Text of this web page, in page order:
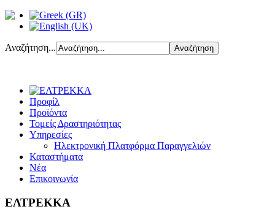
Αναζήτηση...
Προφίλ
Προϊόντα
Τομείς Δραστηριότητας
Υπηρεσίες
Ηλεκτρονική Πλατφόρμα Παραγγελιών
Καταστήματα
Νέα
Επικοινωνία
ΕΛΤΡΕΚΚΑ